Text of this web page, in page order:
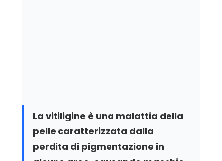
La vitiligine è una malattia della
pelle caratterizzata dalla
perdita di pigmentazione in